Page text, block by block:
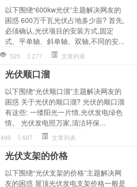
以下围绕“600kw光伏”主题解决网友的
困惑 600万千瓦光伏占地多少亩? 首先,
必须确认,光伏项目的安装方式,固定
式、平单轴、斜单轴、双轴,不同的安...
525 277 文章列表
光伏顺口溜
以下围绕“光伏顺口溜”主题解决网友的
困惑 关于光伏的顺口溜? 光伏的顺口溜
有这些: 一缕阳光一片情,光伏发电绿色
情。 光伏发电照万家,清洁环保...
499 607 文章列表
光伏支架的价格
以下围绕“光伏支架的价格”主题解决网
友的困惑 屋顶光伏发电支架价格一般是